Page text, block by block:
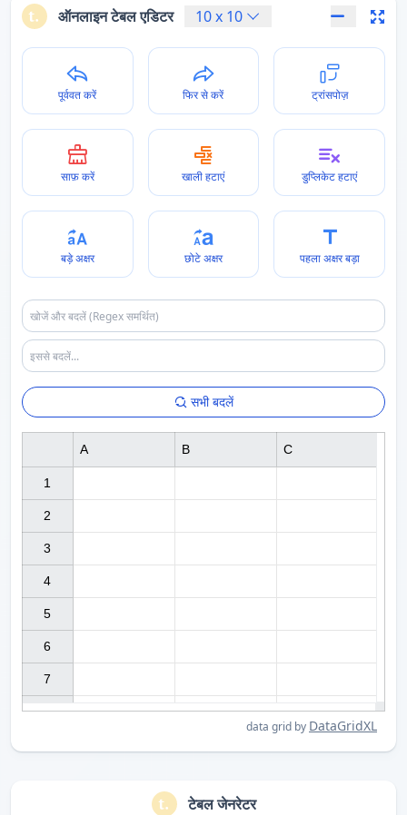
ऑनलाइन टेबल एडिटर 10x 10
पूर्ववत करें फिर से करें ट्रांसपोज़
साफ़ करें खाली हटाएं डुप्लिकेट हटाएं
बड़े अक्षर छोटे अक्षर पहला अक्षर बड़ा
सभी बदलें
1
2
3
4
5
6
7
A B C
data grid by DataGridXL
टेबल जेनरेटर